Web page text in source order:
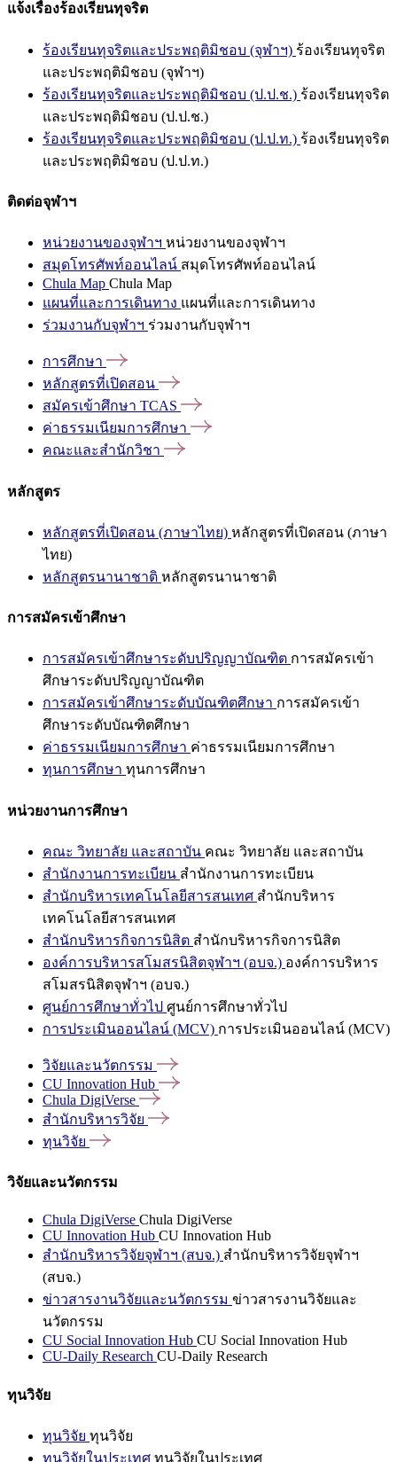
แจ้งเรื่องร้องเรียนทุจริต
ร้องเรียนทุจริตและประพฤติมิชอบ (จุฬาฯ) ร้องเรียนทุจริต
และประพฤติมิชอบ (จุฬาฯ)
ร้องเรียนทุจริตและประพฤติมิชอบ (ป.ป.ช.) ร้องเรียนทุจริต
และประพฤติมิชอบ (ป.ป.ช.)
ร้องเรียนทุจริตและประพฤติมิชอบ (ป.ป.ท.) ร้องเรียนทุจริต
และประพฤติมิชอบ (ป.ป.ท.)
ติดต่อจุฬาฯ
หน่วยงานของจุฬาฯ หน่วยงานของจุฬาฯ
สมุดโทรศัพท์ออนไลน์ สมุดโทรศัพท์ออนไลน์
Chula Map Chula Map
แผนที่และการเดินทาง แผนที่และการเดินทาง
ร่วมงานกับจุฬาฯ ร่วมงานกับจุฬาฯ
การศึกษา
หลักสูตรที่เปิดสอน
สมัครเข้าศึกษา TCAS
ค่าธรรมเนียมการศึกษา
คณะและสำนักวิชา
หลักสูตร
หลักสูตรที่เปิดสอน (ภาษาไทย) หลักสูตรที่เปิดสอน (ภาษา
ไทย)
หลักสูตรนานาชาติ หลักสูตรนานาชาติ
การสมัครเข้าศึกษา
การสมัครเข้าศึกษาระดับปริญญาบัณฑิต การสมัครเข้า
ศึกษาระดับปริญญาบัณฑิต
การสมัครเข้าศึกษาระดับบัณฑิตศึกษา การสมัครเข้า
ศึกษาระดับบัณฑิตศึกษา
ค่าธรรมเนียมการศึกษา ค่าธรรมเนียมการศึกษา
ทุนการศึกษา ทุนการศึกษา
หน่วยงานการศึกษา
คณะ วิทยาลัย และสถาบัน คณะ วิทยาลัย และสถาบัน
สำนักงานการทะเบียน สำนักงานการทะเบียน
สำนักบริหารเทคโนโลยีสารสนเทศ สำนักบริหาร
เทคโนโลยีสารสนเทศ
สำนักบริหารกิจการนิสิต สำนักบริหารกิจการนิสิต
องค์การบริหารสโมสรนิสิตจุฬาฯ (อบจ.) องค์การบริหาร
สโมสรนิสิตจุฬาฯ (อบจ.)
ศูนย์การศึกษาทั่วไป ศูนย์การศึกษาทั่วไป
การประเมินออนไลน์ (MCV) การประเมินออนไลน์ (MCV)
วิจัยและนวัตกรรม
CU Innovation Hub
Chula DigiVerse
สำนักบริหารวิจัย
ทุนวิจัย
วิจัยและนวัตกรรม
Chula DigiVerse Chula DigiVerse
CU Innovation Hub CU Innovation Hub
สำนักบริหารวิจัยจุฬาฯ (สบจ.) สำนักบริหารวิจัยจุฬาฯ
(สบจ.)
ข่าวสารงานวิจัยและนวัตกรรม ข่าวสารงานวิจัยและ
นวัตกรรม
CU Social Innovation Hub CU Social Innovation Hub
CU-Daily Research CU-Daily Research
ทุนวิจัย
ทุนวิจัย ทุนวิจัย
ทุนวิจัยในประเทศ ทุนวิจัยในประเทศ